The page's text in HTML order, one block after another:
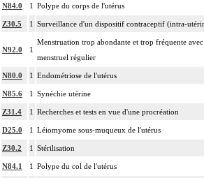
N84.0 1 Polype du corps de l'utérus
Z30.5 1 Surveillance d'un dispositif contraceptif (intra-
N92.0 1
Menstruation trop abondante et trop fréquente
menstruel régulier
N80.0 1 Endométriose de l'utérus
N85.6 1 Synéchie utérine
Z31.4 1 Recherches et tests en vue d'une procréation
D25.0 1 Léiomyome sous-muqueux de l'utérus
Z30.2 1 Stérilisation
N84.1 1 Polype du col de l'utérus